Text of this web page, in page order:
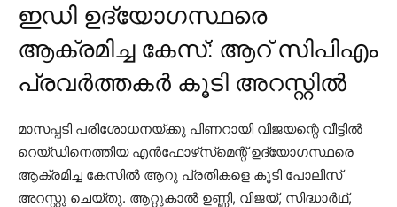
ഇഡി ഉദ്യോഗസ്ഥരെ
ആക്രമിച്ച കേസ്: ആറ് സിപിഎം
പ്രവര്‍ത്തകർ കൂടി അറസ്റ്റിൽ
മാസപ്പടി പരിശോധനയ്ക്കു പിണറായി വിജയന്റെ വീട്ടില്‍
റെയ്ഡിനെത്തിയ എന്‍ഫോഴ്‌സ്‌മെന്റ് ഉദ്യോഗസ്ഥരെ
ആക്രമിച്ച കേസില്‍ ആറു പ്രതികളെ കൂടി പോലീസ്
അറസ്റ്റു ചെയ്തു. ആറ്റുകാല്‍ ഉണ്ണി, വിജയ്, സിദ്ധാര്‍ഥ്,